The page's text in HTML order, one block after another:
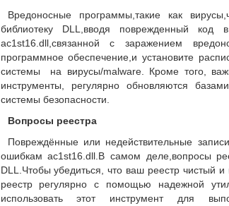
Вредоносные программы,такие как
библиотеку DLL,вводя поврежденный
ac1st16.dll,связанной с заражением
программное обеспечение,и установите
системы на вирусы/malware. Кроме того,
инструменты, регулярно обновляются
системы безопасности.
Вопросы реестра
Повреждённые или недействительные
ошибкам ac1st16.dll.В самом деле,вопросы
DLL.Чтобы убедиться, что ваш реестр чистый
реестр регулярно с помощью надежной
использовать этот инструмент для